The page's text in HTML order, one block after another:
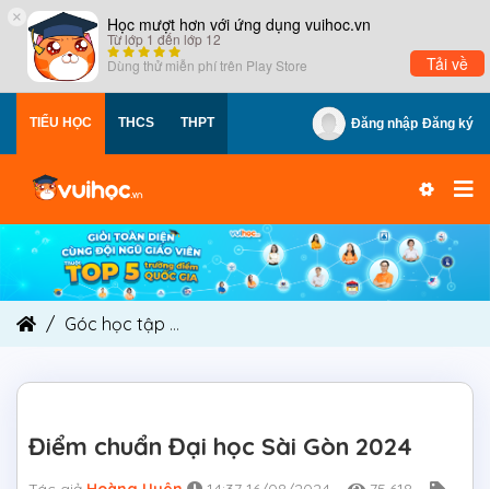
× Học mượt hơn với ứng dụng vuihoc.vn
Từ lớp 1 đến lớp 12
Dùng thử miễn phí trên Play Store Tải về
TIỂU HỌC THCS THPT Đăng nhập Đăng ký
Góc học tập
Điểm chuẩn Đại học Sài Gòn 2024